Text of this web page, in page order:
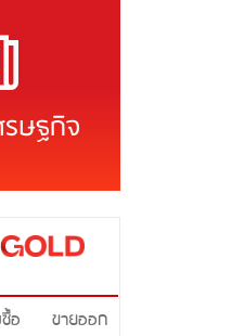
ษฐกิจ
อ
ขายออก